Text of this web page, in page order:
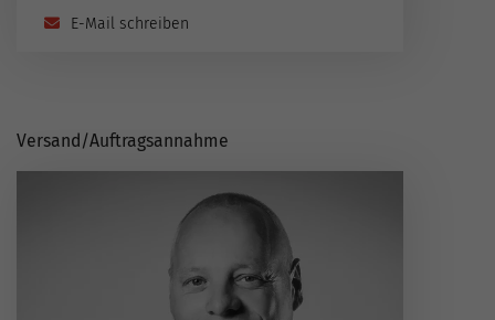
E-Mail schreiben
Versand​/​Auftragsannahme